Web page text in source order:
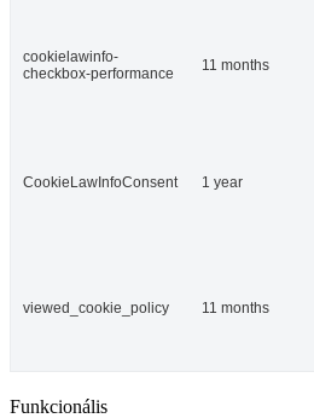
cookielawinfo-
checkbox-performance
11 months
CookieLawInfoConsent 1 year
viewed_cookie_policy 11 months
Funkcionális